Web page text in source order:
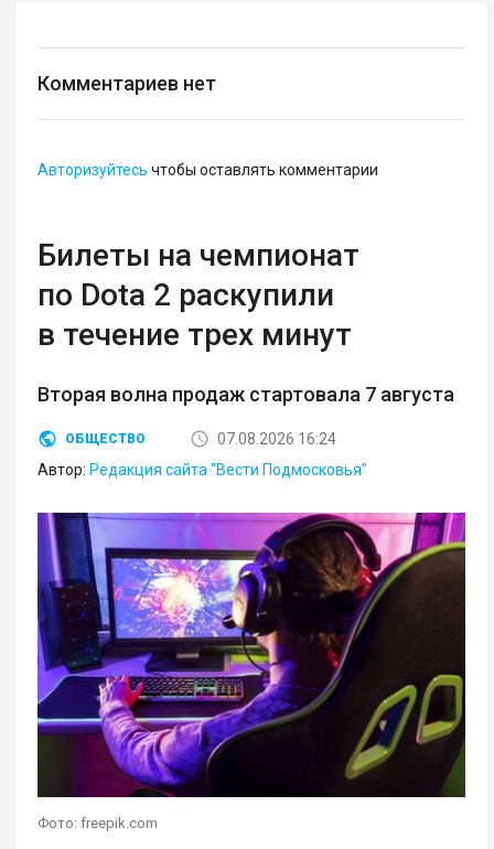
Комментариев нет
Авторизуйтесь чтобы оставлять комментарии
Билеты на чемпионат
по Dota 2 раскупили
в течение трех минут
Вторая волна продаж стартовала 7 августа
ОБЩЕСТВО
07.08.2026 16:24
Автор: Редакция сайта "Вести Подмосковья"
Фото: freepik.com